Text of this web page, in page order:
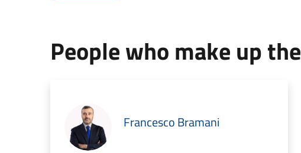
People who make up
Francesco Bramani